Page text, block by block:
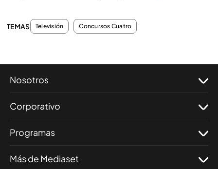
TEMAS Televisión Concursos Cuatro
Nosotros
Corporativo
Programas
Más de Mediaset